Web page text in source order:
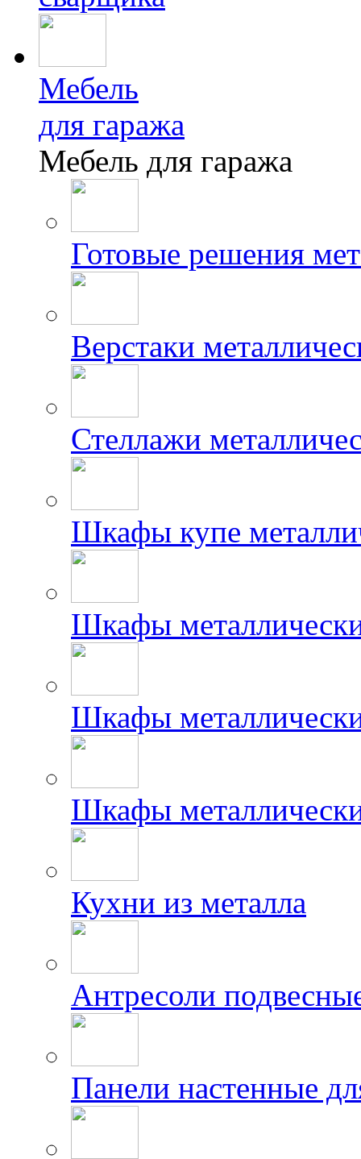
Мебель
для гаража
Мебель для гаража
Готовые решения
Верстаки
Стеллажи
Шкафы купе
Шкафы
Шкафы
Шкафы
Кухни из металла
Антресоли
Панели настенные